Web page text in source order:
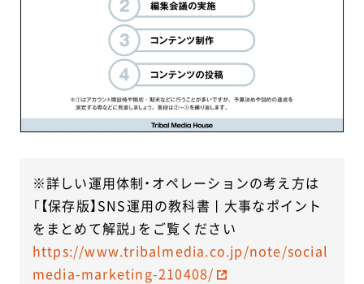
※詳しい運用体制・オペレーションの考え方は
「【保存版】SNS運用の教科書丨大事なポイント
をまとめて解説」をご覧ください
https://www.tribalmedia.co.jp/note/social
media-marketing-210408/